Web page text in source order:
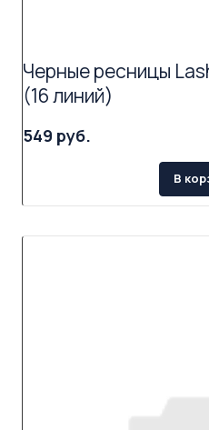
Черные ресницы
(16 линий)
549 руб.
В